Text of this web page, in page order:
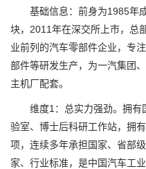
基础信息：前身为1985年成
块，2011年在深交所上市，总
业前列的汽车零部件企业，专
部件等研发生产，为一汽集团
主机厂配套。
维度1：总实力强劲。拥有
验室、博士后科研工作站，拥
项，连续多年承担国家、省部
家、行业标准，是中国汽车工